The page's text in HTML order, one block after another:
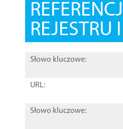
REJESTRU
Słowo kluczowe:
URL:
Słowo kluczowe: